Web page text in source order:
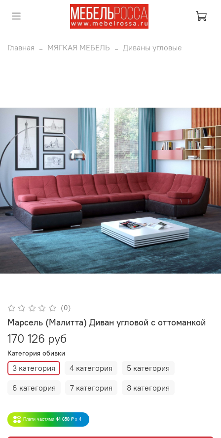
Главная МЯГКАЯ МЕБЕЛЬ Диваны угловые
(0)
Марсель (Малитта) Диван угловой с оттоманкой
170 126 руб
Категория обивки
3 категория 4 категория
5 категория
6 категория
7 категория 8 категория
Плати частями 44 658 ₽ x 4